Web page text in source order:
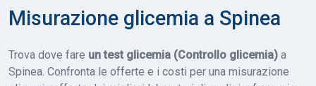
Misurazione glicemia a Spinea
Trova dove fare un test glicemia (Controllo glicemia) a
Spinea. Confronta le offerte e i costi per una misurazione